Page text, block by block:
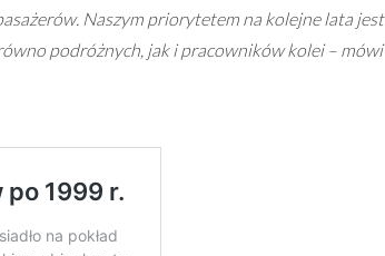
Naszym priorytetem na kolejne lata jest
podróżnych, jak i pracowników kolei – mówi